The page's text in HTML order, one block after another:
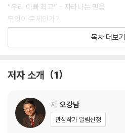
“우리 아빠 최고” - 자라나는 믿음
무엇이 문제인가?
기독교 패러다임의 천이
벌거벗은 임금님과 당나귀 귀 임금님
세 부류의 사람
두 가지 사유 방식
Ⅱ. 성경대로 믿는다?
목차 더보기
저자 소개 1
저 오강남
관심작가 알림신청